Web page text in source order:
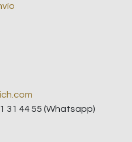
31 44 55 (Whatsapp)